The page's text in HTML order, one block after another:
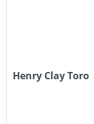
Henry Clay Toro